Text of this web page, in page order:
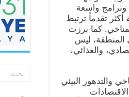
وبرامج واسعة
تقدماً ترتبط
كما برزت
المنطقة، ليس
والغذائي،
والتدهور البيئي